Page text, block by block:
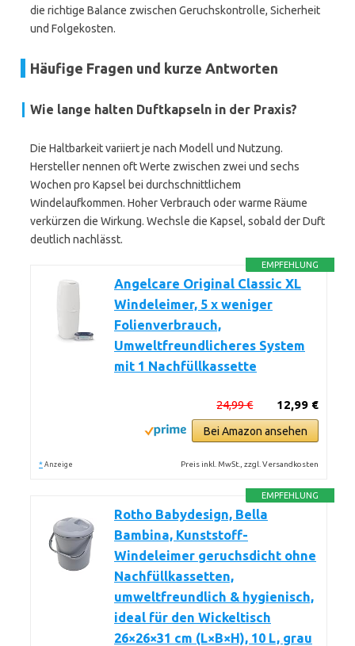
die richtige Balance zwischen Geruchskontrolle, Sicherheit
und Folgekosten.
Häufige Fragen und kurze Antworten
Wie lange halten Duftkapseln in der Praxis?
Die Haltbarkeit variiert je nach Modell und Nutzung.
Hersteller nennen oft Werte zwischen zwei und sechs
Wochen pro Kapsel bei durchschnittlichem
Windelaufkommen. Hoher Verbrauch oder warme Räume
verkürzen die Wirkung. Wechsle die Kapsel, sobald der Duft
deutlich nachlässt.
EMPFEHLUNG
Angelcare Original Classic XL
Windeleimer, 5 x weniger
Folienverbrauch,
Umweltfreundlicheres System
mit 1 Nachfüllkassette
12,99 €
24,99 €
Bei Amazon ansehen
* Anzeige Preis inkl. MwSt., zzgl. Versandkosten
EMPFEHLUNG
Rotho Babydesign, Bella
Bambina, Kunststoff-
Windeleimer geruchsdicht ohne
Nachfüllkassetten,
umweltfreundlich & hygienisch,
ideal für den Wickeltisch
26×26×31 cm (L×B×H), 10 L, grau